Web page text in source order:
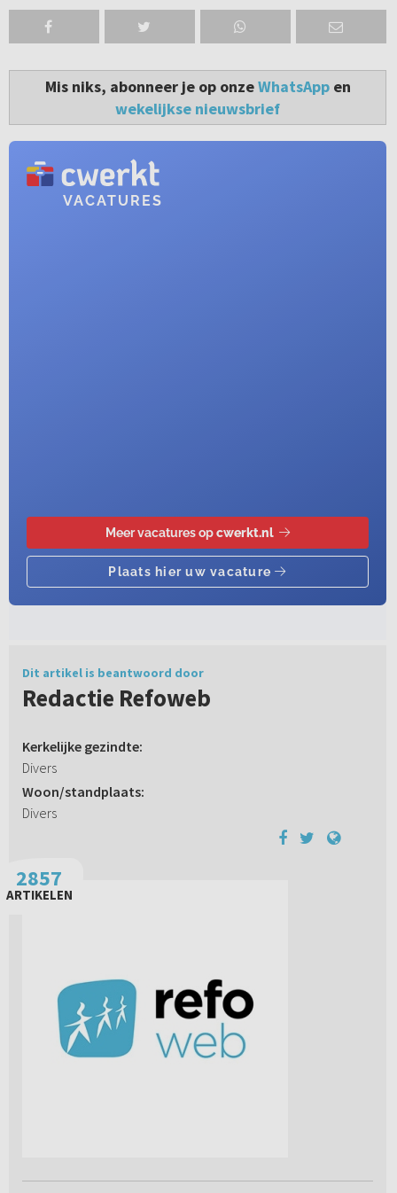
Mis niks, abonneer je op onzeWhatsAppen
wekelijkse nieuwsbrief
Dit artikel is beantwoord door
Redactie Refoweb
Kerkelijke gezindte:
Divers
Woon/standplaats:
Divers
2857
ARTIKELEN